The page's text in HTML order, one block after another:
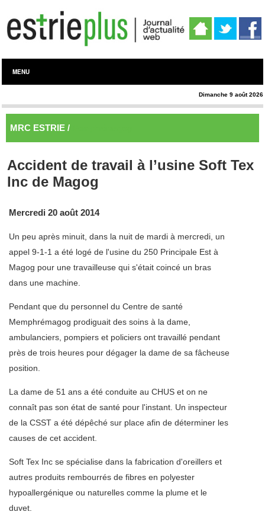
MENU
Dimanche 9 août 2026
MRC ESTRIE /
Accident de travail à l’usine Soft Tex
Inc de Magog
Mercredi 20 août 2014
Un peu après minuit, dans la nuit de mardi à mercredi, un
appel 9-1-1 a été logé de l'usine du 250 Principale Est à
Magog pour une travailleuse qui s'était coincé un bras
dans une machine.
Pendant que du personnel du Centre de santé
Memphrémagog prodiguait des soins à la dame,
ambulanciers, pompiers et policiers ont travaillé pendant
près de trois heures pour dégager la dame de sa fâcheuse
position.
La dame de 51 ans a été conduite au CHUS et on ne
connaît pas son état de santé pour l'instant. Un inspecteur
de la CSST a été dépêché sur place afin de déterminer les
causes de cet accident.
Soft Tex Inc se spécialise dans la fabrication d'oreillers et
autres produits rembourrés de fibres en polyester
hypoallergénique ou naturelles comme la plume et le
duvet.